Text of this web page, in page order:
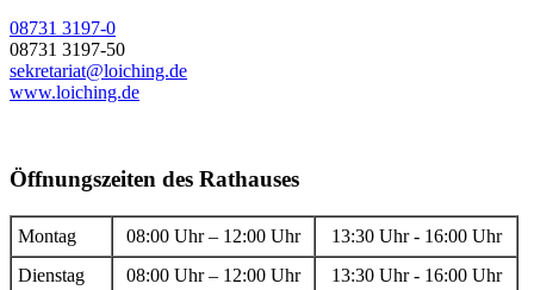
08731 3197-0
08731 3197-50
sekretariat@loiching.de
www.loiching.de
Öffnungszeiten des Rathauses
Montag 08:00 Uhr – 12:00 Uhr
13:30 Uhr - 16:00 Uhr
Dienstag
08:00 Uhr – 12:00 Uhr 13:30 Uhr - 16:00 Uhr